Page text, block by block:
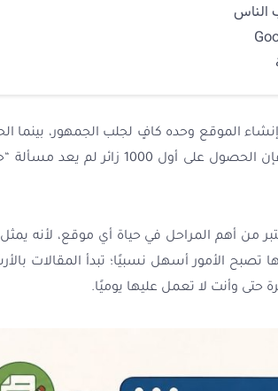
الناس
الموقع وحده كافٍ لجلب الجمهور، بينما
ملايين الصفحات التي تُنشر يوميًا.
الوصول إلى أول 1000 زائر يعتبر من أهم المراحل في حياة
وأنت لا تعمل عليها يوميًا.